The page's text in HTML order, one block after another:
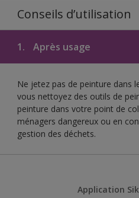
Conseils d’utilisation
1. Après usage
Ne jetez pas de peinture dans
vous nettoyez des outils de
peinture dans votre point de
ménagers dangereux ou en
gestion des déchets.
Application